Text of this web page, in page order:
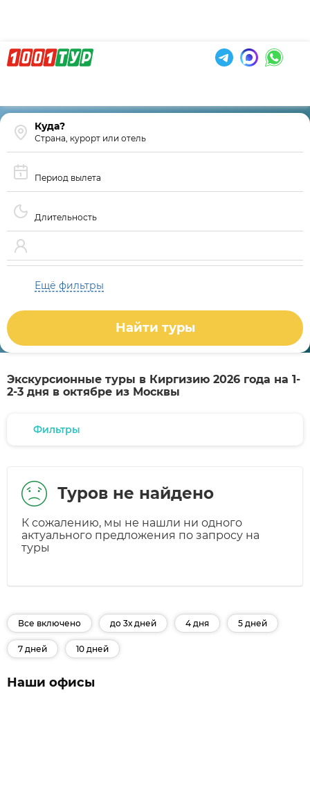
Страна, курорт или отель
Период вылета
Длительность
Ещё фильтры
Найти туры
Экскурсионные туры в Киргизию 2026 года на 1-
2-3 дня в октябре из Москвы
Фильтры
Туров не найдено
К сожалению, мы не нашли ни одного
актуального предложения по запросу на
туры
Все включено до 3х дней 4 дня 5 дней
7 дней 10 дней
Наши офисы